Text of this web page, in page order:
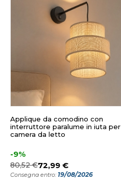
Applique da comodino con
interruttore paralume in iuta per
camera da letto
-9%
80,52 €72,99 €
Consegna entro: 19/08/2026